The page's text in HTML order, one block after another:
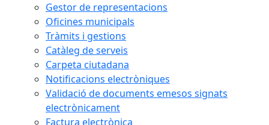
Gestor de representacions
Oficines municipals
Tràmits i gestions
Catàleg de serveis
Carpeta ciutadana
Notificacions electròniques
Validació de documents emesos signats
electrònicament
Factura electrònica